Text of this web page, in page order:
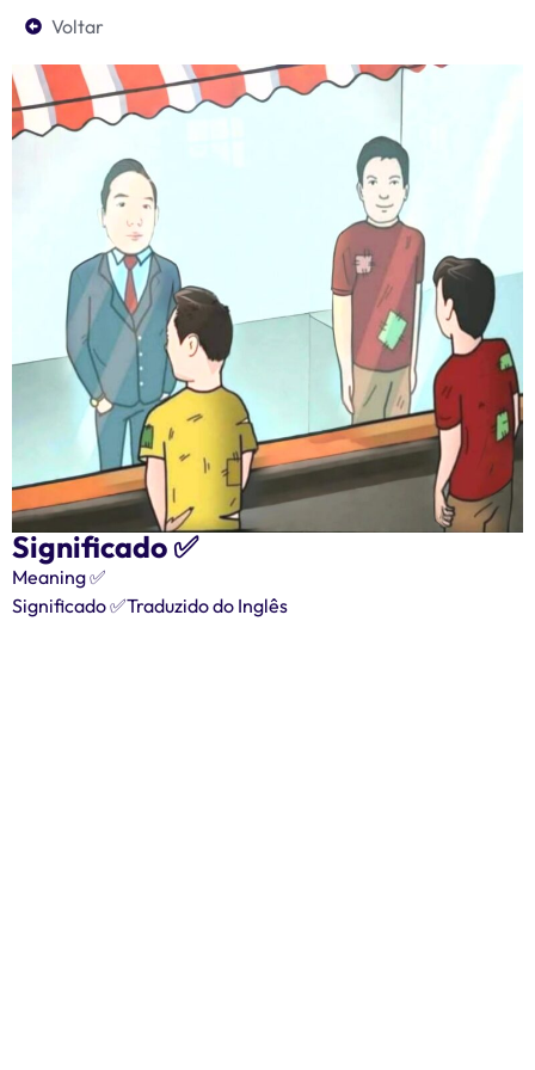
Voltar
Significado ✅️
Meaning ✅️
Significado ✅️Traduzido do Inglês